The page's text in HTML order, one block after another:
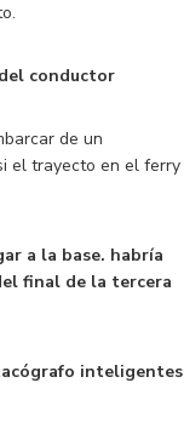
conductor
de un
el trayecto en el ferry
a la base. habría
final de la tercera
inteligentes